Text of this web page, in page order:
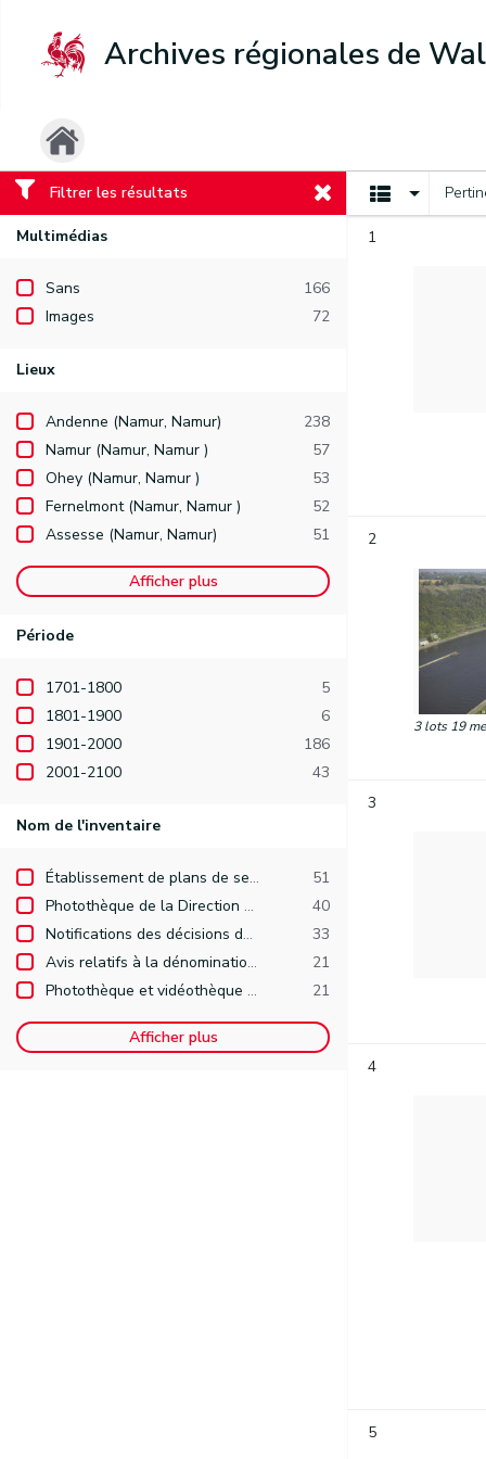
Archives régionales de
Filtrer les résultats
Multimédias
Sans
166
Images
72
Lieux
Andenne (Namur, Namur)
238
Namur (Namur, Namur )
57
Ohey (Namur, Namur )
53
Fernelmont (Namur, Namur )
52
Assesse (Namur, Namur)
51
Afficher plus
Période
1701-1800
5
1801-1900
6
1901-2000
186
2001-2100
43
Nom de l'inventaire
Établissement de plans de secteur
51
Photothèque de la Direction des Recherches hydrauliques
40
Notifications des décisions de l'Exécutif de la Région wallonne (25 avril 1979-11 décembre 1985)
33
Avis relatifs à la dénomination de voiries publiques (demandes arrivées après le 1er janvier 1977).
21
Photothèque et vidéothèque de la Direction de l'Identité, des Publications et de l'Edition.
21
Afficher plus
1
2
3 lots 19
3
4
5